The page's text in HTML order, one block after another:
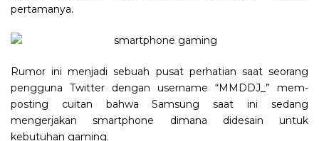
pertamanya.
Rumor ini menjadi sebuah pusat perhatian saat seorang
pengguna Twitter dengan username “MMDDJ_” mem-
posting cuitan bahwa Samsung saat ini sedang
mengerjakan smartphone dimana didesain untuk
kebutuhan gaming.